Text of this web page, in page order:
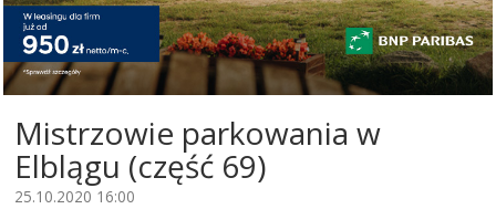
Mistrzowie parkowania w
Elblągu (część 69)
25.10.2020 16:00